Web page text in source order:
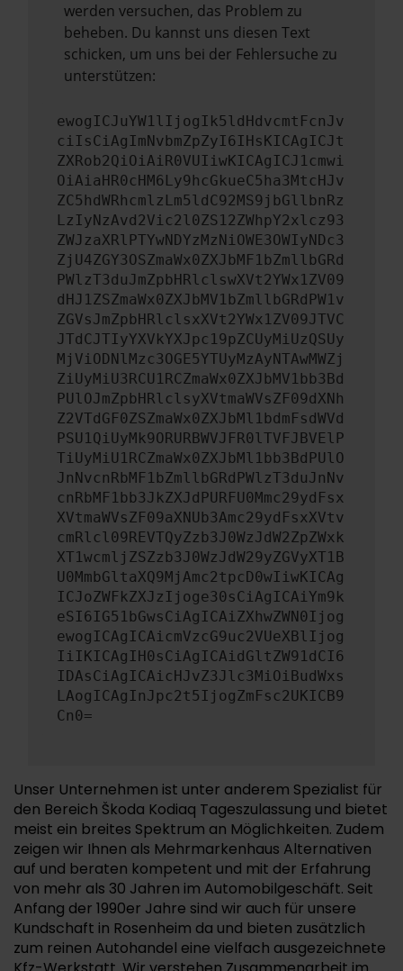
werden versuchen, das Problem zu
beheben. Du kannst uns diesen Text
schicken, um uns bei der Fehlersuche zu
unterstützen:
ewogICJuYW1lIjogIk5ldHdvcmtFcnJv
ciIsCiAgImNvbmZpZyI6IHsKICAgICJt
ZXRob2QiOiAiR0VUIiwKICAgICJ1cmwi
OiAiaHR0cHM6Ly9hcGkueC5ha3MtcHJv
ZC5hdWRhcmlzLm5ldC92MS9jbGllbnRz
LzIyNzAvd2Vic2l0ZS12ZWhpY2xlcz93
ZWJzaXRlPTYwNDYzMzNiOWE3OWIyNDc3
ZjU4ZGY3OSZmaWx0ZXJbMF1bZmllbGRd
PWlzT3duJmZpbHRlclswXVt2YWx1ZV09
dHJ1ZSZmaWx0ZXJbMV1bZmllbGRdPW1v
ZGVsJmZpbHRlclsxXVt2YWx1ZV09JTVC
JTdCJTIyYXVkYXJpc19pZCUyMiUzQSUy
MjViODNlMzc3OGE5YTUyMzAyNTAwMWZj
ZiUyMiU3RCU1RCZmaWx0ZXJbMV1bb3Bd
PUlOJmZpbHRlclsyXVtmaWVsZF09dXNh
Z2VTdGF0ZSZmaWx0ZXJbMl1bdmFsdWVd
PSU1QiUyMk9ORURBWVJFR0lTVFJBVElP
TiUyMiU1RCZmaWx0ZXJbMl1bb3BdPUlO
JnNvcnRbMF1bZmllbGRdPWlzT3duJnNv
cnRbMF1bb3JkZXJdPURFU0Mmc29ydFsx
XVtmaWVsZF09aXNUb3Amc29ydFsxXVtv
cmRlcl09REVTQyZzb3J0WzJdW2ZpZWxk
XT1wcmljZSZzb3J0WzJdW29yZGVyXT1B
U0MmbGltaXQ9MjAmc2tpcD0wIiwKICAg
ICJoZWFkZXJzIjoge30sCiAgICAiYm9k
eSI6IG51bGwsCiAgICAiZXhwZWN0Ijog
ewogICAgICAicmVzcG9uc2VUeXBlIjog
IiIKICAgIH0sCiAgICAidGltZW91dCI6
IDAsCiAgICAicHJvZ3Jlc3MiOiBudWxs
LAogICAgInJpc2t5IjogZmFsc2UKICB9
Cn0=
Unser Unternehmen ist unter anderem Spezialist für
den Bereich Škoda Kodiaq Tageszulassung und bietet
meist ein breites Spektrum an Möglichkeiten. Zudem
zeigen wir Ihnen als Mehrmarkenhaus Alternativen
auf und beraten kompetent und mit der Erfahrung
von mehr als 30 Jahren im Automobilgeschäft. Seit
Anfang der 1990er Jahre sind wir auch für unsere
Kundschaft in Rosenheim da und bieten zusätzlich
zum reinen Autohandel eine vielfach ausgezeichnete